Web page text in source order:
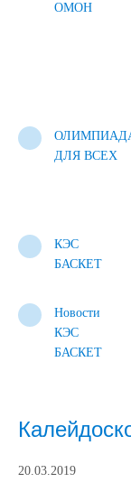
ОМОН
ДЛЯ ВСЕХ
КЭС
БАСКЕТ
Новости
КЭС
БАСКЕТ
20.03.2019